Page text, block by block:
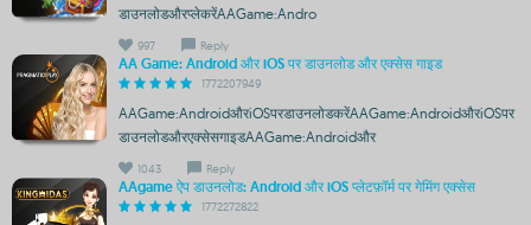
डाउनलोडऔरप्लेकरेंAAGame:Andro
997 Reply
AA Game: Android और iOS पर डाउनलोड और एक्सेस गाइड
1772207949
AAGame:AndroidऔरiOSपरडाउनलोडकरेंAAGame:AndroidऔरiOSपर
डाउनलोडऔरएक्सेसगाइडAAGame:Androidऔर
1043 Reply
AAgame ऐप डाउनलोड: Android और iOS प्लेटफ़ॉर्म पर गेमिंग एक्सेस
1772272822